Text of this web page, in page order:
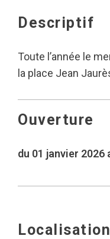
Descriptif
Toute l’année le
la place Jean
Ouverture
du 01 janvier 2026
Localisation